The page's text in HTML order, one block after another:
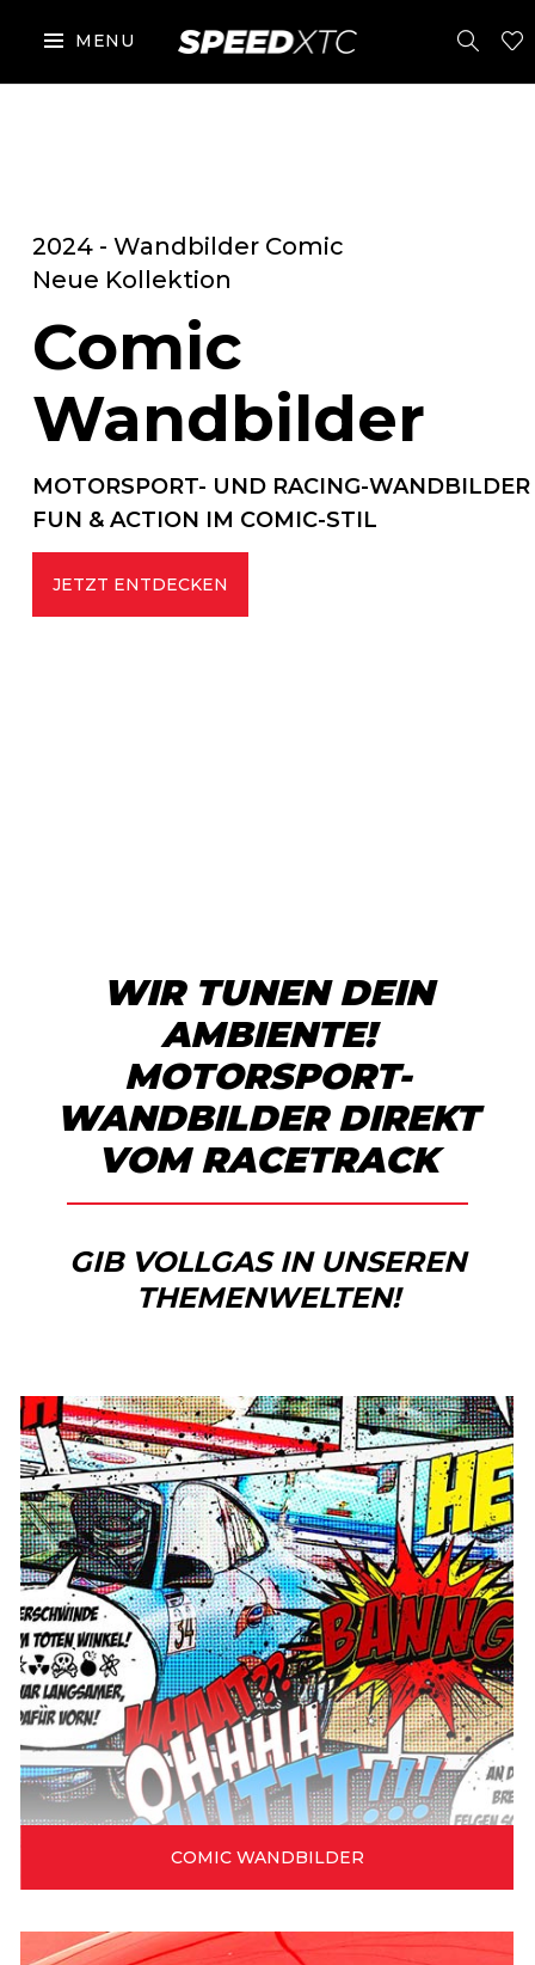
MENU
2024 - Wandbilder Comic
Neue Kollektion
Comic
Wandbilder
MOTORSPORT- UND RACING-WANDBILDER
FUN & ACTION IM COMIC-STIL
JETZT ENTDECKEN
WIR TUNEN DEIN
AMBIENTE!
MOTORSPORT-
WANDBILDER DIREKT
VOM RACETRACK
GIB VOLLGAS IN UNSEREN
THEMENWELTEN!
COMIC WANDBILDER